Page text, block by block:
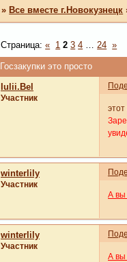
»Все вместе г.Новокузнецк
Госзакупки это просто
Страница:« 1 2 3 4 … 24 »
Iulii.Bel
Участник
winterlily
Участник
А вы
winterlily
Участник
А вы